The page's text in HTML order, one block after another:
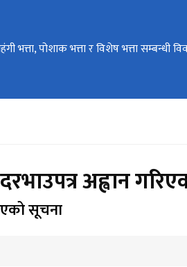
प्रणाली सञ्चालन सम्बन्धी सूचना
स्केल सम्बन्धी विवरण
भत्ता, पोशाक भत्ता र विशेष भत्ता सम्बन्धी
तथा कार्य सञ्चालन कोष विविध खाताको
Pension Verification User Manual
अह्वान
सूचना